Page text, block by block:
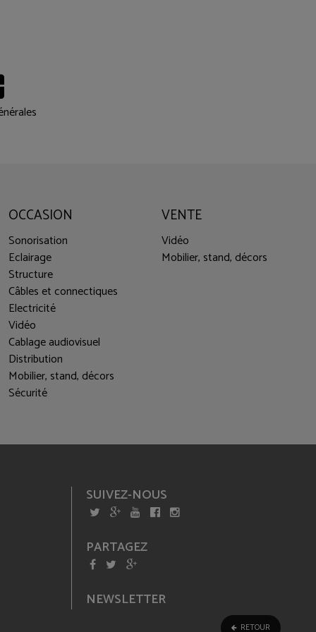
RETOUR
OCCASION
Sonorisation
Eclairage
Structure
Câbles et connectiques
Electricité
Vidéo
Cablage audiovisuel
Distribution
Mobilier, stand, décors
Sécurité
VENTE
Vidéo
Mobilier, stand, décors
SUIVEZ-NOUS
PARTAGEZ
NEWSLETTER